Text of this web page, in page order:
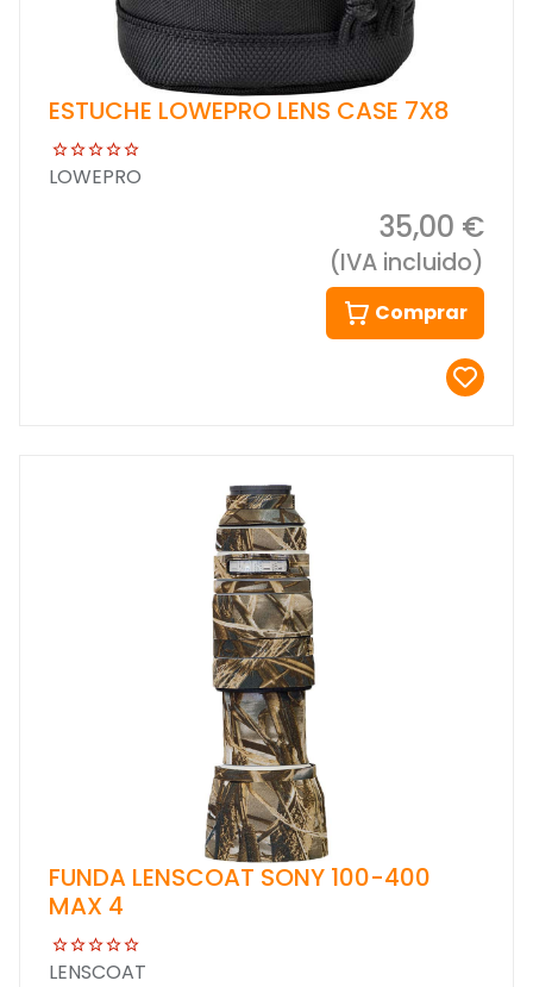
ESTUCHE LOWEPRO LENS CASE 7X8
LOWEPRO
35,00 €
(IVA incluido)
Comprar
FUNDA LENSCOAT SONY 100-400
MAX 4
LENSCOAT